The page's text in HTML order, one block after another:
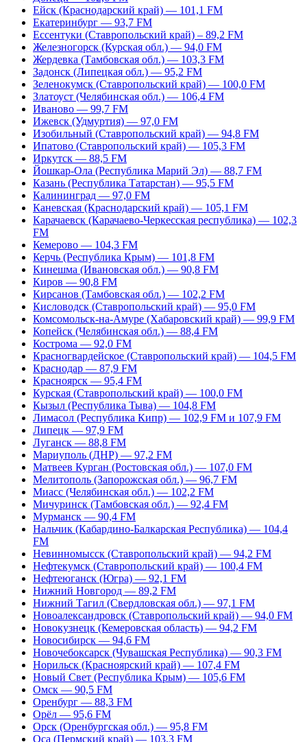
Ейск (Краснодарский край) — 101,1 FM
Екатеринбург — 93,7 FM
Ессентуки (Ставропольский край) – 89,2 FM
Железногорск (Курская обл.) — 94,0 FM
Жердевка (Тамбовская обл.) — 103,3 FM
Задонск (Липецкая обл.) — 95,2 FM
Зеленокумск (Ставропольский край) — 100,0 FM
Златоуст (Челябинская обл.) — 106,4 FM
Иваново — 99,7 FM
Ижевск (Удмуртия) — 97,0 FM
Изобильный (Ставропольский край) — 94,8 FM
Ипатово (Ставропольский край) — 105,3 FM
Иркутск — 88,5 FM
Йошкар-Ола (Республика Марий Эл) — 88,7 FM
Казань (Республика Татарстан) — 95,5 FM
Калининград — 97,0 FM
Каневская (Краснодарский край) — 105,1 FM
Карачаевск (Карачаево-Черкесская республика) — 102,3
FM
Кемерово — 104,3 FM
Керчь (Республика Крым) — 101,8 FM
Кинешма (Ивановская обл.) — 90,8 FM
Киров — 90,8 FM
Кирсанов (Тамбовская обл.) — 102,2 FM
Кисловодск (Ставропольский край) — 95,0 FM
Комсомольск-на-Амуре (Хабаровский край) — 99,9 FM
Копейск (Челябинская обл.) — 88,4 FM
Кострома — 92,0 FM
Красногвардейское (Ставропольский край) — 104,5 FM
Краснодар — 87,9 FM
Красноярск — 95,4 FM
Курская (Ставропольский край) — 100,0 FM
Кызыл (Республика Тыва) — 104,8 FM
Лимасол (Республика Кипр) — 102,9 FM и 107,9 FM
Липецк — 97,9 FM
Луганск — 88,8 FM
Мариуполь (ДНР) — 97,2 FM
Матвеев Курган (Ростовская обл.) — 107,0 FM
Мелитополь (Запорожская обл.) — 96,7 FM
Миасс (Челябинская обл.) — 102,2 FM
Мичуринск (Тамбовская обл.) — 92,4 FM
Мурманск — 90,4 FM
Нальчик (Кабардино-Балкарская Республика) — 104,4
FM
Невинномысск (Ставропольский край) — 94,2 FM
Нефтекумск (Ставропольский край) — 100,4 FM
Нефтеюганск (Югра) — 92,1 FM
Нижний Новгород — 89,2 FM
Нижний Тагил (Свердловская обл.) — 97,1 FM
Новоалександровск (Ставропольский край) — 94,0 FM
Новокузнецк (Кемеровская область) — 94,2 FM
Новосибирск — 94,6 FM
Новочебоксарск (Чувашская Республика) — 90,3 FM
Норильск (Красноярский край) — 107,4 FM
Новый Свет (Республика Крым) — 105,6 FM
Омск — 90,5 FM
Оренбург — 88,3 FM
Орёл — 95,6 FM
Орск (Оренбургская обл.) — 95,8 FM
Оса (Пермский край) — 103,3 FM